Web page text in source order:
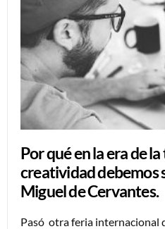
Por qué en la era de
creatividad debemos
Miguel de Cervantes.
Pasó otra feria internacional